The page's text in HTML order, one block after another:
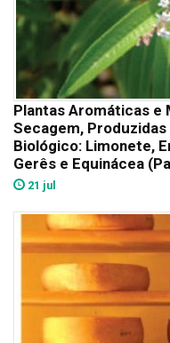
Plantas Aromáticas e
Secagem,
Biológico: Limonete,
Gerês e Equinácea
21 jul